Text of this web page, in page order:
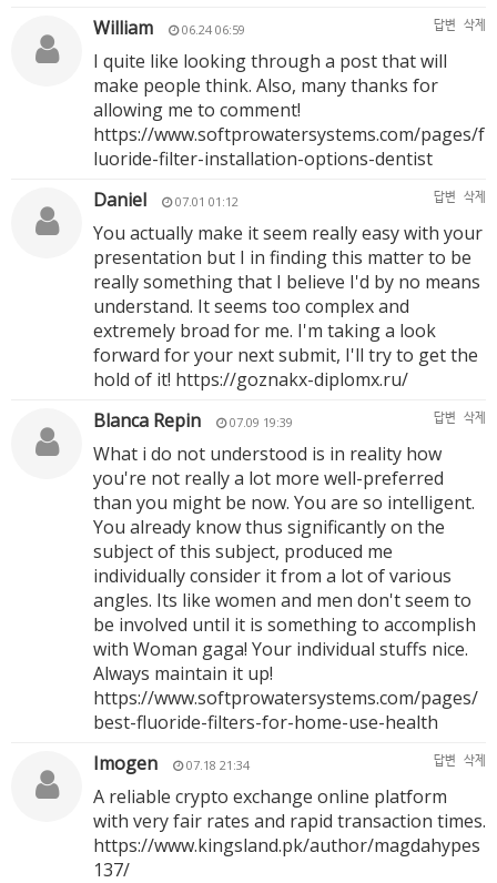
William
06.24 06:59 답변 삭제
I quite like looking through a post that will
make people think. Also, many thanks for
allowing me to comment!
https://www.softprowatersystems.com/pages/f
luoride-filter-installation-options-dentist
Daniel
07.01 01:12 답변 삭제
You actually make it seem really easy with your
presentation but I in finding this matter to be
really something that I believe I'd by no means
understand. It seems too complex and
extremely broad for me. I'm taking a look
forward for your next submit, I'll try to get the
hold of it! https://goznakx-diplomx.ru/
Blanca Repin
07.09 19:39 답변 삭제
What i do not understood is in reality how
you're not really a lot more well-preferred
than you might be now. You are so intelligent.
You already know thus significantly on the
subject of this subject, produced me
individually consider it from a lot of various
angles. Its like women and men don't seem to
be involved until it is something to accomplish
with Woman gaga! Your individual stuffs nice.
Always maintain it up!
https://www.softprowatersystems.com/pages/
best-fluoride-filters-for-home-use-health
Imogen
07.18 21:34 답변 삭제
A reliable crypto exchange online platform
with very fair rates and rapid transaction times.
https://www.kingsland.pk/author/magdahypes
137/